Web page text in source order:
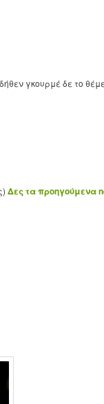
γκουρμέ δε το
Δες τα προηγούμενα